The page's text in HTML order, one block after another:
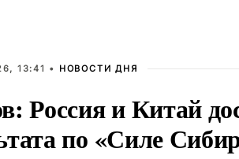
13:41 • НОВОСТИ ДНЯ
Россия и Китай
по «Силе